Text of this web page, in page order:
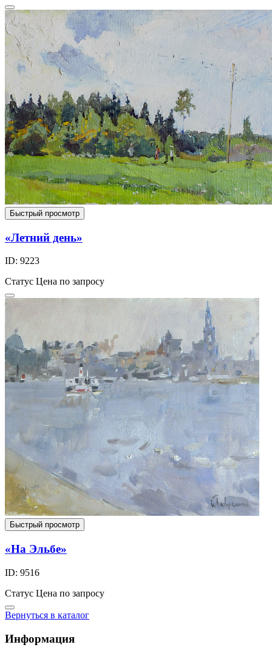
Быстрый просмотр
«Летний день»
ID: 9223
Статус Цена по запросу
Быстрый просмотр
«На Эльбе»
ID: 9516
Статус Цена по запросу
Вернуться в каталог
Информация